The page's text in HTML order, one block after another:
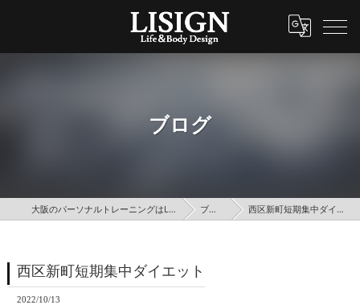
ブログ
大阪のパーソナルトレーニングはLISIGN ブログ 西区新町短期集中ダイエット
西区新町短期集中ダイエット
2022/10/13